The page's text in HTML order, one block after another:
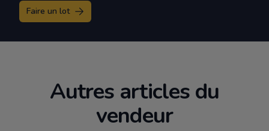
Faire un lot
Autres articles du
vendeur